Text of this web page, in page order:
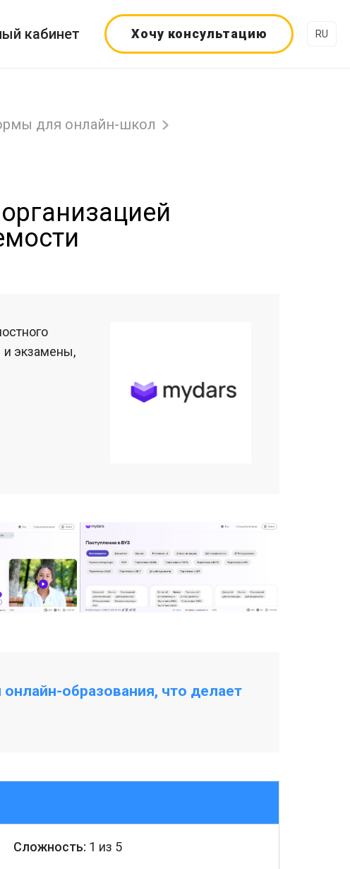
кабинет Хочу консультацию RU
для онлайн-школ
и экзамены,
образования, что делает
Сложность: 1 из 5